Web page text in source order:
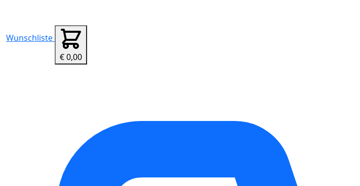
Wunschliste
€ 0,00